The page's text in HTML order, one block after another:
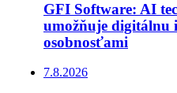
GFI Software: AI
umožňuje digitálnu
osobnosťami
7.8.2026